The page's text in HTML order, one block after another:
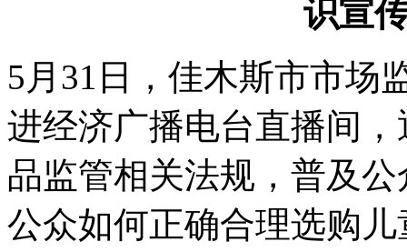
识宣
5月31日，佳木斯市市场
进经济广播电台直播间
品监管相关法规，普及
公众如何正确合理选购